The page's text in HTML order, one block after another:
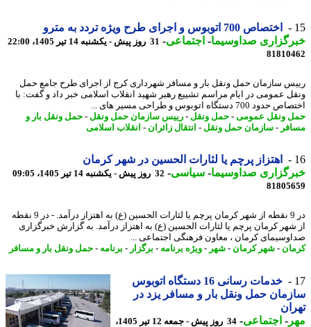
اختصاص 700 اتوبوس و اجرای طرح ویژه تردد به مترو
صداوسیما-اجتماعی-31 روز پیش - یکشنبه 14 تیر 1405، 22:00
سازمان حمل ونقل بار و مسافر شهرداری کرج از اجرای طرح جامع حمل
عمومی در ایام مراسم تشییع رهبر شهید انقلاب اسلامی خبر داد و گفت: با
700 دستگاه اتوبوس و طراحی مسیر های ...
ونقل عمومی-حمل ونقل-رییس سازمان حمل ونقل-حمل ونقل بار و
-سازمان حمل ونقل-انتقال زائران- انقلاب اسلامی
اهتزاز پرچم یا لثارات الحسین در شهر کرمان
صداوسیما-سیاسی-32 روز پیش - یکشنبه 14 تیر 1405، 09:05
در 9 نقطه از شهر کرمان پرچم یا لثارات الحسین (ع) به اهتزاز درآمد. - در 9 نقطه
کرمان پرچم یا لثارات الحسین (ع) به اهتزاز درآمد. به گزارش خبرگزاری
کرمان ، معاون فرهنگی اجتماعی ...
-شهر کرمان -شهر -ویژه برنامه -برگزار - برنامه -حمل ونقل بار و مسافر
خدمات رسانی 16 دستگاه اتوبوس
حمل ونقل بار و مسافر یزد در
-اجتماعی-
34 روز پیش - جمعه 12 تیر 1405،